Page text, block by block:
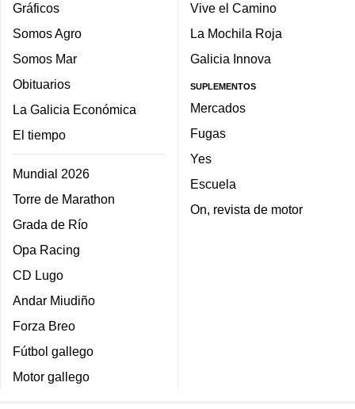
Gráficos
Somos Agro
Somos Mar
Obituarios
La Galicia Económica
El tiempo
Mundial 2026
Torre de Marathon
Grada de Río
Opa Racing
CD Lugo
Andar Miudiño
Forza Breo
Fútbol gallego
Motor gallego
Vive el Camino
La Mochila Roja
Galicia Innova
SUPLEMENTOS
Mercados
Fugas
Yes
Escuela
On, revista de motor